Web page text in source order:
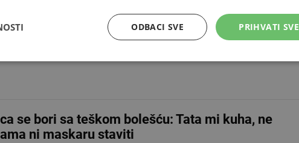
od dijagnoze progresivne multiple skleroze i liječničkih prognoza da
u invalidskim kolicima, zagrebačka pjevačica i spisateljica
se bori sa teškom bolešću: Tata mi kuha, ne
ni maskaru staviti
PRIHVATI SVE
ODBACI SVE